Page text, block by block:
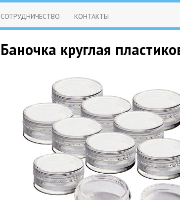
СОТРУДНИЧЕСТВО КОНТАКТЫ
Баночка круглая